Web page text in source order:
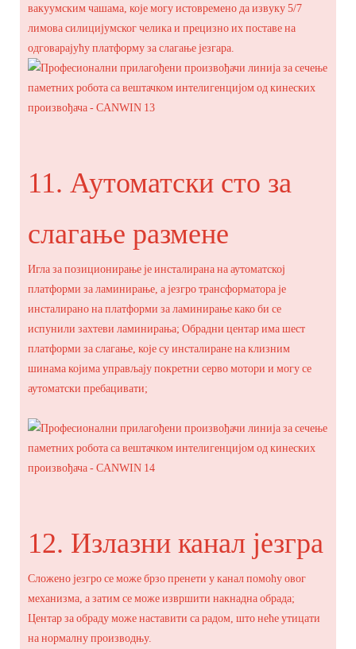
вакуумским чашама, које могу истовремено да извуку 5/7
лимова силицијумског челика и прецизно их поставе на
одговарајућу платформу за слагање језгара.
11. Аутоматски сто за
слагање размене
Игла за позиционирање је инсталирана на аутоматској
платформи за ламинирање, а језгро трансформатора је
инсталирано на платформи за ламинирање како би се
испунили захтеви ламинирања; Обрадни центар има шест
платформи за слагање, које су инсталиране на клизним
шинама којима управљају покретни серво мотори и могу се
аутоматски пребацивати;
12. Излазни канал језгра
Сложено језгро се може брзо пренети у канал помоћу овог
механизма, а затим се може извршити накнадна обрада;
Центар за обраду може наставити са радом, што неће утицати
на нормалну производњу.